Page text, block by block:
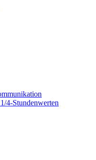
4-Stundenwerten